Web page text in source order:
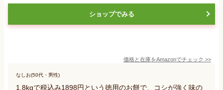
ショップでみる
価格と在庫をAmazonでチェック >>
なしお(50代・男性)
1.8kgで税込み1898円という徳用のお餅で、コシが強く味の